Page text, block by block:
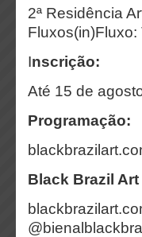
2ª Residência
Inscrição:
Até 15 de
Programação:
Black Brazil